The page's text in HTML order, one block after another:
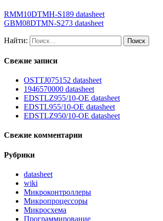
RMM10DTMH-S189 datasheet
GBM08DTMN-S273 datasheet
Найти:
Свежие записи
OSTTJ075152 datasheet
1946570000 datasheet
EDSTLZ955/10-OE datasheet
EDSTL955/10-OE datasheet
EDSTLZ950/10-OE datasheet
Свежие комментарии
Рубрики
datasheet
wiki
Микроконтроллеры
Микропроцессоры
Микросхема
Программирование